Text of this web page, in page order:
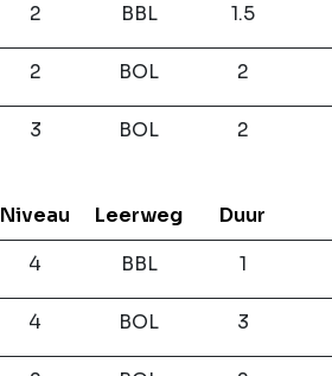
2 BBL 1.5
2 BOL 2
3 BOL 2
Niveau Leerweg Duur
4 BBL 1
4 BOL 3